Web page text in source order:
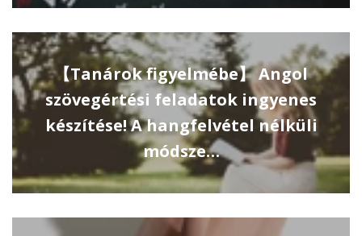
【Tanárok figyelmébe】 Angol
szövegértési feladatok ingyenes
készítése! A hangfelvétel nélküli
módsze…